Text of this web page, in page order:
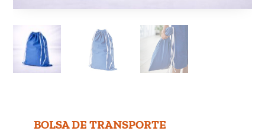
BOLSA DE TRANSPORTE